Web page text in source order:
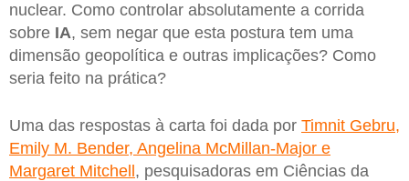
nuclear. Como controlar absolutamente a corrida
sobre IA, sem negar que esta postura tem uma
dimensão geopolítica e outras implicações? Como
seria feito na prática?
Uma das respostas à carta foi dada por Timnit Gebru,
Emily M. Bender, Angelina McMillan-Major e
Margaret Mitchell, pesquisadoras em Ciências da